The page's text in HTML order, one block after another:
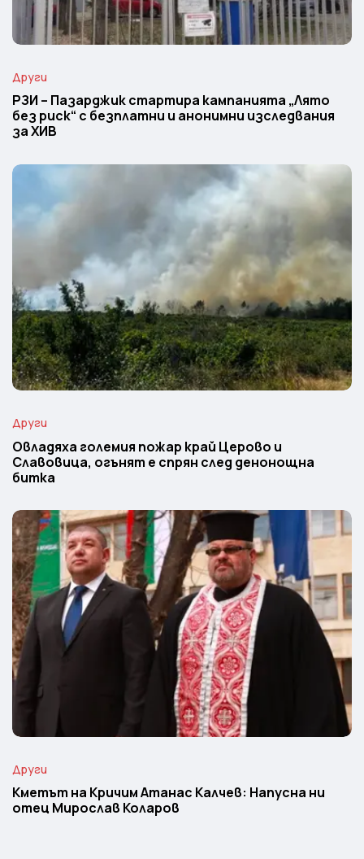
Други
РЗИ – Пазарджик стартира кампанията „Лято
без риск“ с безплатни и анонимни изследвания
за ХИВ
Други
Овладяха големия пожар край Церово и
Славовица, огънят е спрян след денонощна
битка
Други
Кметът на Кричим Атанас Калчев: Напусна ни
отец Мирослав Коларов